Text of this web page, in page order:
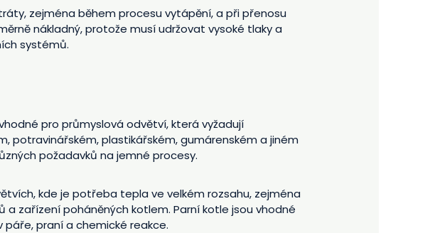
zejména během procesu vytápění, a při přenosu
nákladný, protože musí udržovat vysoké tlaky a
systémů.
pro průmyslová odvětví, která vyžadují
potravinářském, plastikářském, gumárenském a jiném
požadavků na jemné procesy.
kde je potřeba tepla ve velkém rozsahu, zejména
zařízení poháněných kotlem. Parní kotle jsou vhodné
praní a chemické reakce.